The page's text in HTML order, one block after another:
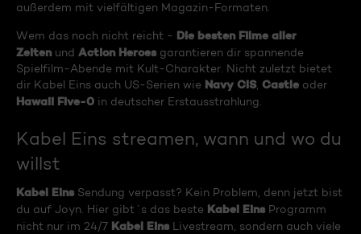
außerdem mit vielfältigen Magazin-Formaten.
Wem das noch nicht reicht - Die besten Filme aller
Zeitenund Action Heroesgarantieren dir spannende
Spielfilm-Abende mit Kult-Charakter. Nicht zuletzt bietet
dir Kabel Eins auch US-Serien wie Navy CIS, Castle oder
Hawaii Five-0 in deutscher Erstausstrahlung.
Kabel Eins streamen, wann und wo du
willst
Kabel EinsSendung verpasst? Kein Problem, denn jetzt bist
du auf Joyn. Hier gibt´s das beste Kabel EinsProgramm
nicht nur im 24/7 Kabel EinsLivestream, sondern auch viele